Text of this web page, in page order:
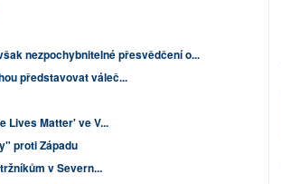
nezpochybnitelné přesvědčení o...
představovat váleč...
Lives Matter' ve V...
proti Západu
v Severn...